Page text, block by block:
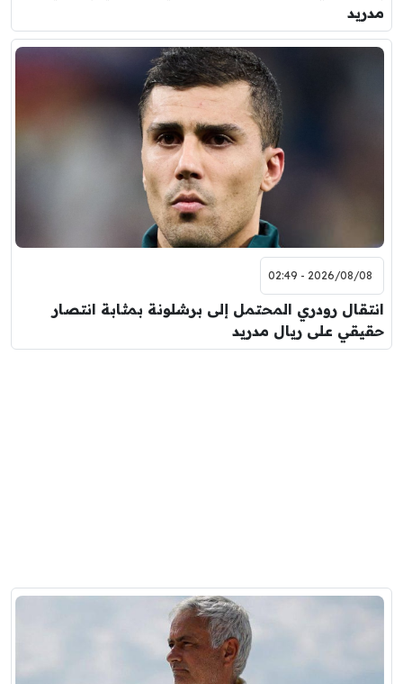
مدريد
2026/08/08 - 02:49
انتقال رودري المحتمل إلى برشلونة بمثابة انتصار
حقيقي على ريال مدريد